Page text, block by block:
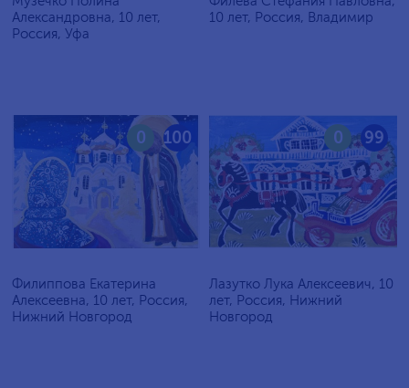
Александровна, 10 лет,
Россия, Уфа
10 лет, Россия, Владимир
100
0
Филиппова Екатерина
Алексеевна, 10 лет, Россия,
Нижний Новгород
99
0
Лазутко Лука Алексеевич, 10
лет, Россия, Нижний
Новгород